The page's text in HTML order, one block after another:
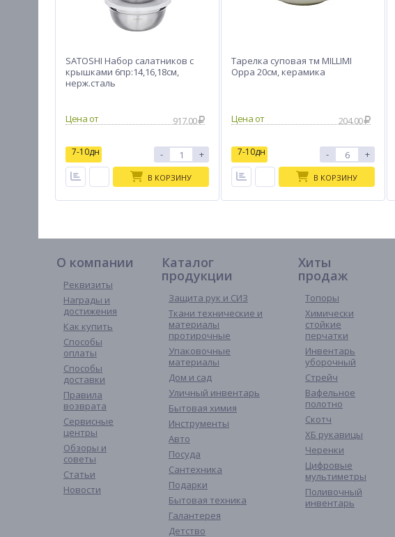
SATOSHI Набор салатников с
крышками 6пр:14,16,18см,
нерж.сталь
917.00
7-10дн - +
В КОРЗИНУ
Тарелка суповая тм MILLIMI
Орра 20см, керамика
204.00
7-10дн - +
В КОРЗИНУ
О компании
Реквизиты
Награды и
достижения
Как купить
Способы
оплаты
Способы
доставки
Правила
возврата
Сервисные
центры
Обзоры и
советы
Статьи
Новости
Каталог
продукции
Защита рук и СИЗ
Ткани технические и
материалы
протирочные
Упаковочные
материалы
Дом и сад
Уличный инвентарь
Бытовая химия
Инструменты
Авто
Посуда
Сантехника
Подарки
Бытовая техника
Галантерея
Детство
Хиты
продаж
Топоры
Химически
стойкие
перчатки
Инвентарь
уборочный
Стрейч
Вафельное
полотно
Скотч
ХБ рукавицы
Черенки
Цифровые
мультиметры
Поливочный
инвентарь